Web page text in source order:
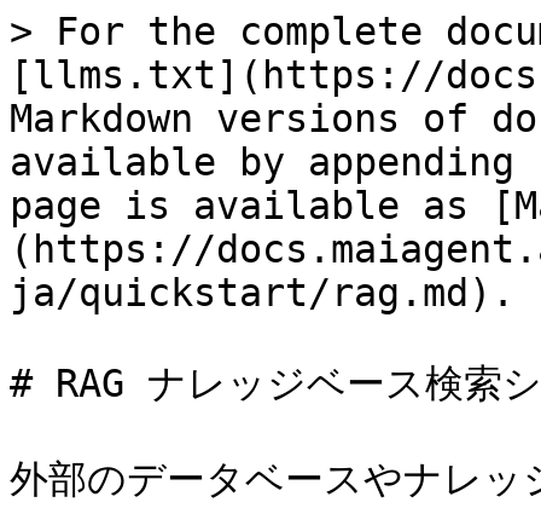
> For the complete
[llms.txt](https://
Markdown versions of
available by
page is available as
(https://
ja/quickstart/rag.md).
# RAG ナレッジベース検索
外部のデータベースやナレ